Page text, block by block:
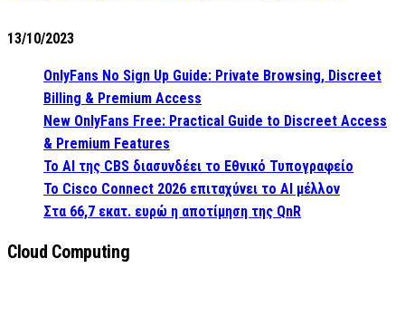
13/10/2023
OnlyFans No Sign Up Guide: Private Browsing, Discreet
Billing & Premium Access
New OnlyFans Free: Practical Guide to Discreet Access
& Premium Features
Το AI της CBS διασυνδέει το Εθνικό Τυπογραφείο
Το Cisco Connect 2026 επιταχύνει το AI μέλλον
Στα 66,7 εκατ. ευρώ η αποτίμηση της QnR
Cloud Computing